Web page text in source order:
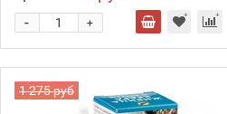
+
-
1 275 руб